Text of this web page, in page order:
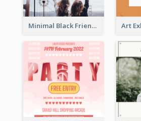
Minimal Black Friendsgiving Invitation